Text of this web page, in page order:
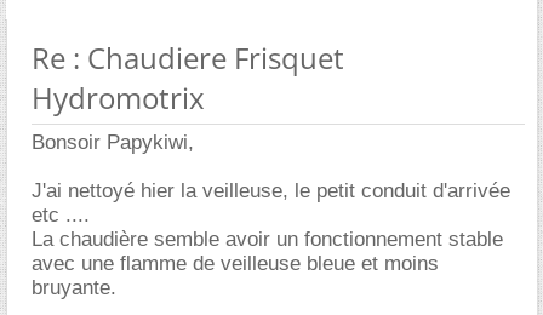
Re : Chaudiere Frisquet
Hydromotrix
Bonsoir Papykiwi,
J'ai nettoyé hier la veilleuse, le petit conduit d'arrivée
etc ....
La chaudière semble avoir un fonctionnement stable
avec une flamme de veilleuse bleue et moins
bruyante.